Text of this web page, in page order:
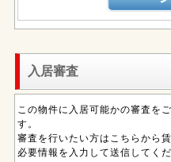
入居審査
この物件に入居可能かの審査を
す。
審査を行いたい方はこちらから
必要情報を入力して送信してくだ